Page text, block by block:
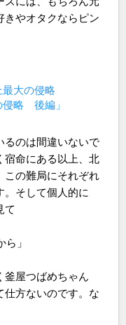
きやオタクならピン
最大の侵略
略 後編」
るのは間違いないで
宿命にある以上、北
この難局にそれぞれ
。そして個人的に
て
」
釜屋つばめちゃん
仕方ないのです。な